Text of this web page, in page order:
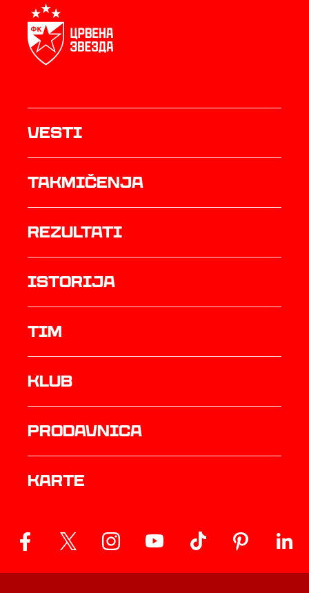
Vesti
Takmičenja
rezultati
istorija
TIM
Klub
prodavnica
Karte